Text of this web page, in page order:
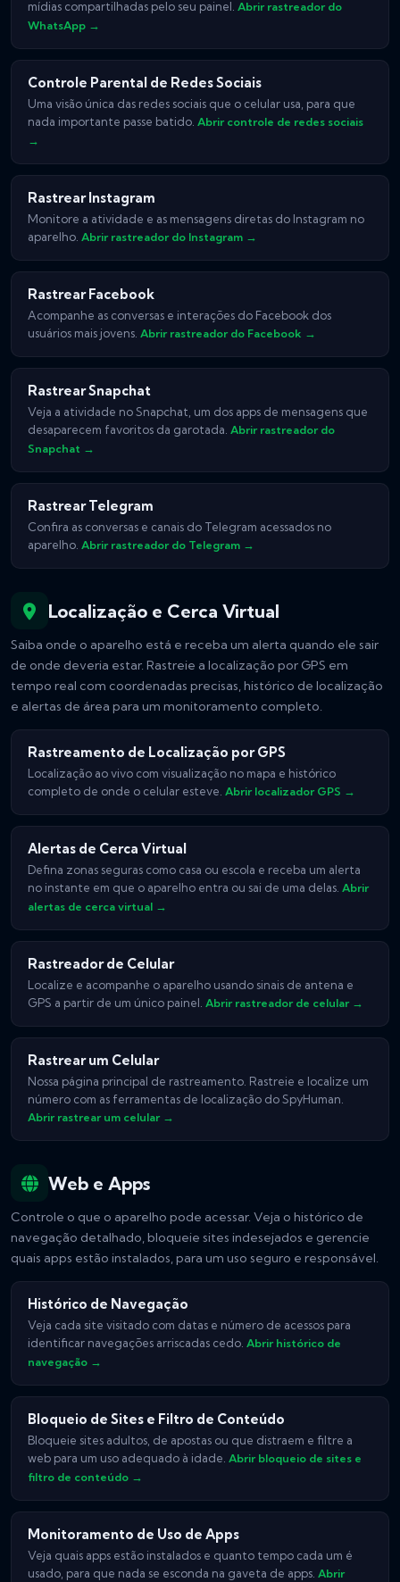
mídias compartilhadas pelo seu painel. Abrir rastreador do
WhatsApp →
Controle Parental de Redes Sociais
Uma visão única das redes sociais que o celular usa, para que
nada importante passe batido. Abrir controle de redes sociais
→
Rastrear Instagram
Monitore a atividade e as mensagens diretas do Instagram no
aparelho. Abrir rastreador do Instagram →
Rastrear Facebook
Acompanhe as conversas e interações do Facebook dos
usuários mais jovens. Abrir rastreador do Facebook →
Rastrear Snapchat
Veja a atividade no Snapchat, um dos apps de mensagens que
desaparecem favoritos da garotada. Abrir rastreador do
Snapchat →
Rastrear Telegram
Confira as conversas e canais do Telegram acessados no
aparelho. Abrir rastreador do Telegram →
Localização e Cerca Virtual
Saiba onde o aparelho está e receba um alerta quando ele sair
de onde deveria estar. Rastreie a localização por GPS em
tempo real com coordenadas precisas, histórico de localização
e alertas de área para um monitoramento completo.
Rastreamento de Localização por GPS
Localização ao vivo com visualização no mapa e histórico
completo de onde o celular esteve. Abrir localizador GPS →
Alertas de Cerca Virtual
Defina zonas seguras como casa ou escola e receba um alerta
no instante em que o aparelho entra ou sai de uma delas. Abrir
alertas de cerca virtual →
Rastreador de Celular
Localize e acompanhe o aparelho usando sinais de antena e
GPS a partir de um único painel. Abrir rastreador de celular →
Rastrear um Celular
Nossa página principal de rastreamento. Rastreie e localize um
número com as ferramentas de localização do SpyHuman.
Abrir rastrear um celular →
Web e Apps
Controle o que o aparelho pode acessar. Veja o histórico de
navegação detalhado, bloqueie sites indesejados e gerencie
quais apps estão instalados, para um uso seguro e responsável.
Histórico de Navegação
Veja cada site visitado com datas e número de acessos para
identificar navegações arriscadas cedo. Abrir histórico de
navegação →
Bloqueio de Sites e Filtro de Conteúdo
Bloqueie sites adultos, de apostas ou que distraem e filtre a
web para um uso adequado à idade. Abrir bloqueio de sites e
filtro de conteúdo →
Monitoramento de Uso de Apps
Veja quais apps estão instalados e quanto tempo cada um é
usado, para que nada se esconda na gaveta de apps. Abrir